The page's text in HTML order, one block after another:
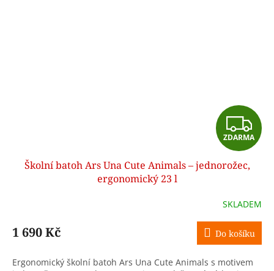
Z
D
R
M
A
ZDARMA
Školní batoh Ars Una Cute Animals – jednorožec,
ergonomický 23 l
SKLADEM
1 690 Kč Do košíku
Ergonomický školní batoh Ars Una Cute Animals s motivem